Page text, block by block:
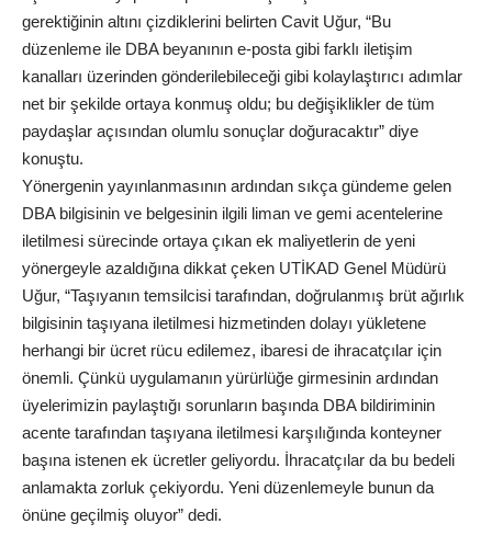
gerektiğinin altını çizdiklerini belirten Cavit Uğur, “Bu
düzenleme ile DBA beyanının e-posta gibi farklı iletişim
kanalları üzerinden gönderilebileceği gibi kolaylaştırıcı adımlar
net bir şekilde ortaya konmuş oldu; bu değişiklikler de tüm
paydaşlar açısından olumlu sonuçlar doğuracaktır” diye
konuştu.
Yönergenin yayınlanmasının ardından sıkça gündeme gelen
DBA bilgisinin ve belgesinin ilgili liman ve gemi acentelerine
iletilmesi sürecinde ortaya çıkan ek maliyetlerin de yeni
yönergeyle azaldığına dikkat çeken UTİKAD Genel Müdürü
Uğur, “Taşıyanın temsilcisi tarafından, doğrulanmış brüt ağırlık
bilgisinin taşıyana iletilmesi hizmetinden dolayı yükletene
herhangi bir ücret rücu edilemez, ibaresi de ihracatçılar için
önemli. Çünkü uygulamanın yürürlüğe girmesinin ardından
üyelerimizin paylaştığı sorunların başında DBA bildiriminin
acente tarafından taşıyana iletilmesi karşılığında konteyner
başına istenen ek ücretler geliyordu. İhracatçılar da bu bedeli
anlamakta zorluk çekiyordu. Yeni düzenlemeyle bunun da
önüne geçilmiş oluyor” dedi.